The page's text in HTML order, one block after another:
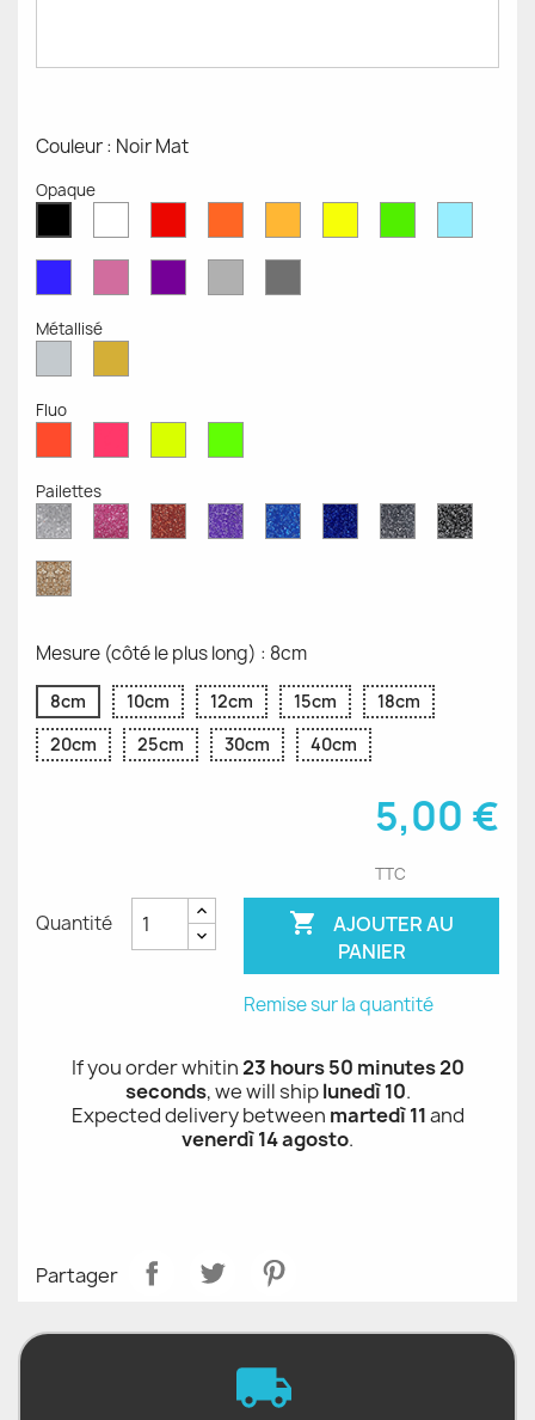
Couleur : Noir Mat
Opaque
Mat
Mat
Mat
Mat
Mate
OpaqueMat
Opaque
Mat
Mat
Mat
Clair
Foncé
Métallisé
MétalliséMétallique
Fluo
Fluo
Fluo
Fluo
Fluo
Pailettes
Diamant
Scintillant
Paillettes
Roses
Paillettes
Rouges
Paillettes
Violettes
Saphir
Bleu
Paillettes
Bleu
Gris
PailletéNoires
Paillettes
d'Or
Mesure (côté le plus long) : 8cm
8cm 10cm 12cm 15cm
18cm
20cm
25cm 30cm 40cm
5,00 €
TTC
Quantité 
AJOUTER AU
PANIER
Remise sur la quantité
If you order whitin23 hours 50 minutes 20
seconds, we will shiplunedì 10.
Expected delivery between martedì 11and
venerdì 14 agosto.
Partager